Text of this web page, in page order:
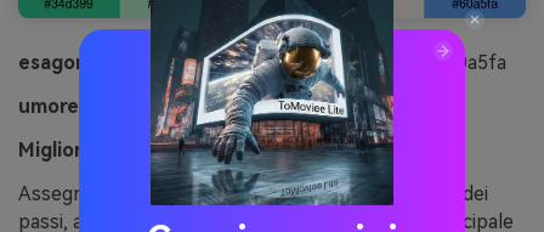
esagonale:
#34d399#bbf7d0#14532d#fff7ed#60a5fa
umore:
Giocoso, arioso, contemporaneo
Migliore per:
Interfaccia utente di onboarding App
Assegna il verde primavera brillante agli indicatori dei
passi, alle barre di avanzamento e al pulsante principale